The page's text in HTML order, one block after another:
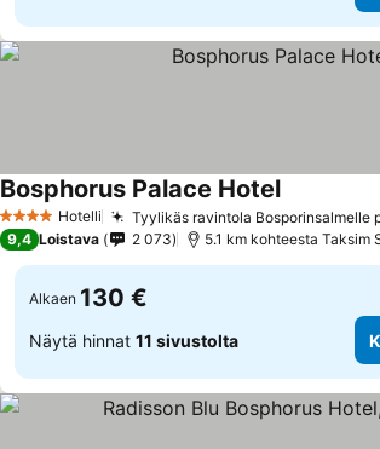
4 Tähtiluokitus
Hotelli Tyylikäs ravintola Bosporinsalmelle
Bosphorus Palace Hotel
9,4 Loistava 2 073 5.1 km kohteesta Taksim
Alkaen 130 €
Näytä hinnat 11 sivustolta